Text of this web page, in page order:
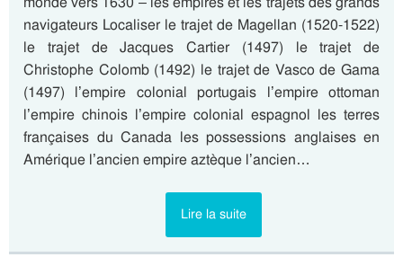
navigateurs Localiser le trajet de Magellan (1520-1522)
le trajet de Jacques Cartier (1497) le trajet de
Christophe Colomb (1492) le trajet de Vasco de Gama
(1497) l’empire colonial portugais l’empire ottoman
l’empire chinois l’empire colonial espagnol les terres
françaises du Canada les possessions anglaises en
Amérique l’ancien empire aztèque l’ancien…
Lire la suite